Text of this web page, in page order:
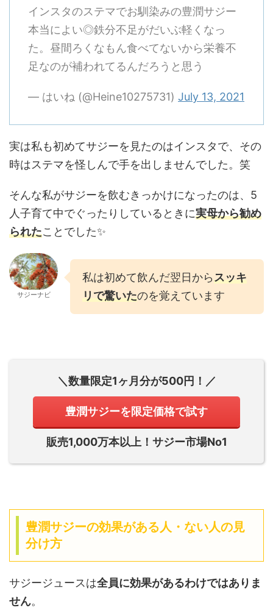
インスタのステマでお馴染みの豊潤サジー
本当によい◎鉄分不足がだいぶ軽くなっ
た。昼間ろくなもん食べてないから栄養不
足なのが補われてるんだろうと思う
— はいね (@Heine10275731) July 13, 2021
実は私も初めてサジーを見たのはインスタで、その
時はステマを怪しんで手を出しませんでした。笑
そんな私がサジーを飲むきっかけになったのは、5
人子育て中でぐったりしているときに実母から勧め
られたことでした✨
サジーナビ
私は初めて飲んだ翌日から スッキ
リで驚いたのを覚えています
＼数量限定1ヶ月分が500円 ！／
豊潤サジーを限定価格で試す
販売1,000万本以上！サジー市場No1
豊潤サジーの効果がある人・ない人の見
分け方
サジージュースは全員に効果があるわけではありま
せん。